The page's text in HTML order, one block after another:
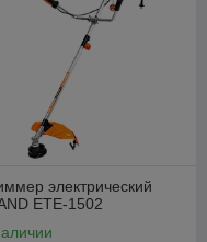
электрический
ETE-1502